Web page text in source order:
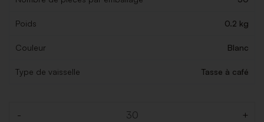
Poids 0.2 kg
Couleur Blanc
Type de vaisselle Tasse à café
- +